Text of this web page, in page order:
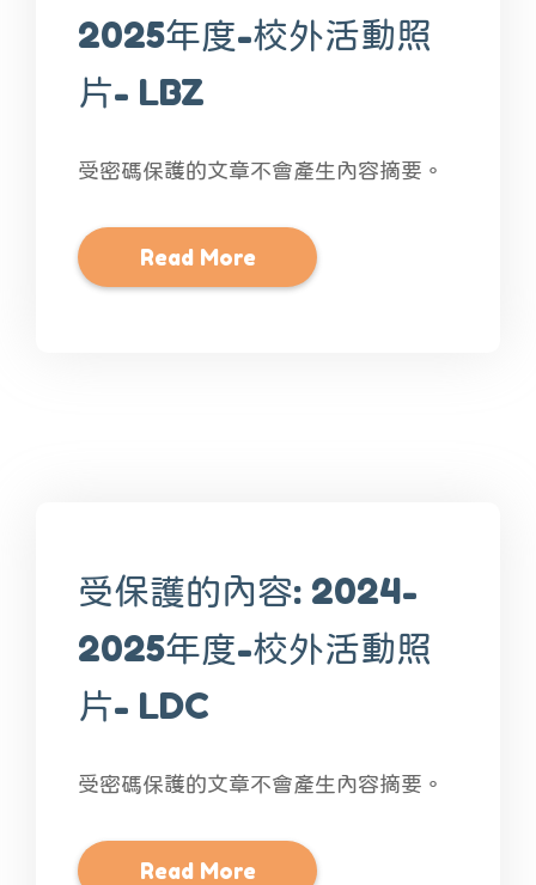
2025年度-校外活動照
片- LBZ
受密碼保護的文章不會產生內容摘要。
Read More
受保護的內容: 2024-
2025年度-校外活動照
片- LDC
受密碼保護的文章不會產生內容摘要。
Read More